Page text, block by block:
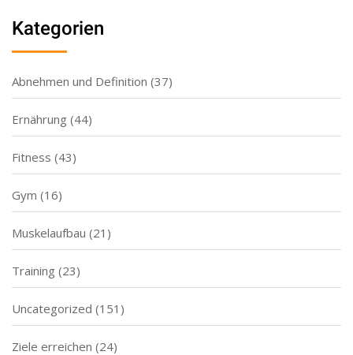
Kategorien
Abnehmen und Definition (37)
Ernährung (44)
Fitness (43)
Gym (16)
Muskelaufbau (21)
Training (23)
Uncategorized (151)
Ziele erreichen (24)